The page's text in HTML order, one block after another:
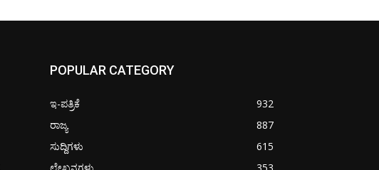
POPULAR CATEGORY
ಇ-ಪತ್ರಿಕೆ
932
ರಾಜ್ಯ
887
ಸುದ್ದಿಗಳು
615